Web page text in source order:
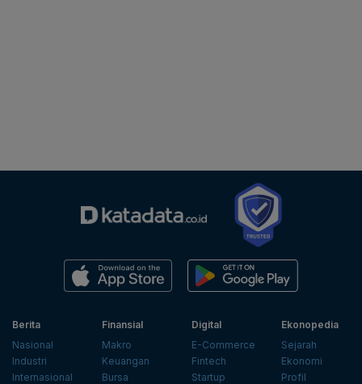
Berita
Nasional
Industri
Internasional
Finansial
Makro
Keuangan
Bursa
Digital
E-Commerce
Fintech
Startup
Ekonopedia
Sejarah
Ekonomi
Profil